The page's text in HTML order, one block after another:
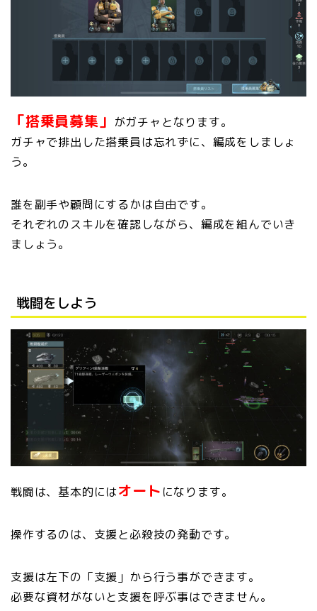
「搭乗員募集」 がガチャとなります。
ガチャで排出した搭乗員は忘れずに、編成をしましょ
う。
誰を副手や顧問にするかは自由です。
それぞれのスキルを確認しながら、編成を組んでいき
ましょう。
戦闘をしよう
戦闘は、基本的にはオート になります。
操作するのは、支援と必殺技の発動です。
支援は左下の「支援」から行う事ができます。
必要な資材がないと支援を呼ぶ事はできません。